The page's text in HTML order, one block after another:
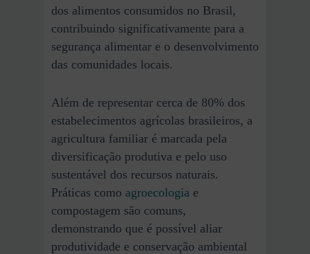
dos alimentos consumidos no Brasil,
contribuindo significativamente para a
segurança alimentar e o desenvolvimento
das comunidades locais.
Além de representar cerca de 80% dos
estabelecimentos agrícolas brasileiros, a
agricultura familiar é marcada pela
diversificação produtiva e pelo uso
sustentável dos recursos naturais.
Práticas como agroecologia e
compostagem são comuns,
demonstrando que é possível aliar
produtividade e conservação ambiental